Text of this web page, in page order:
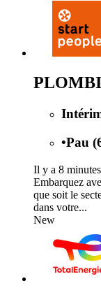
•Pau
Il y a 8 minutes
Embarquez
que soit le
dans votre...
New